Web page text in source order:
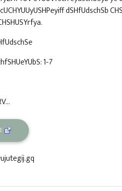
dSHfUdschSb
1-7